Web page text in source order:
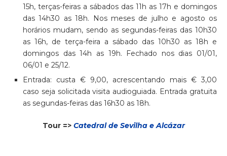
15h, terças-feiras a sábados das 11h as 17h e domingos
das 14h30 as 18h. Nos meses de julho e agosto os
horários mudam, sendo as segundas-feiras das 10h30
as 16h, de terça-feira a sábado das 10h30 as 18h e
domingos das 14h as 19h. Fechado nos dias 01/01,
06/01 e 25/12.
Entrada: custa € 9,00, acrescentando mais € 3,00
caso seja solicitada visita audioguiada. Entrada gratuita
as segundas-feiras das 16h30 as 18h.
Tour => Catedral de Sevilha e Alcázar